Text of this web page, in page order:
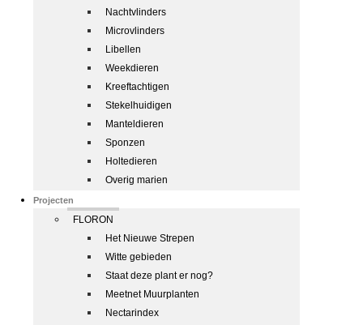
Nachtvlinders
Microvlinders
Libellen
Weekdieren
Kreeftachtigen
Stekelhuidigen
Manteldieren
Sponzen
Holtedieren
Overig marien
Projecten
FLORON
Het Nieuwe Strepen
Witte gebieden
Staat deze plant er nog?
Meetnet Muurplanten
Nectarindex